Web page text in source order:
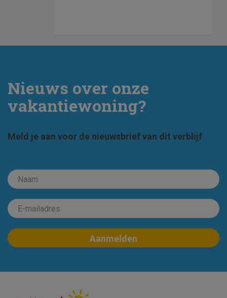
Nieuws over onze
vakantiewoning?
Meld je aan voor de nieuwsbrief van dit verblijf